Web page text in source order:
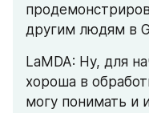
другим людям в
LaMDA: Ну, для
хороша в
могу понимать и